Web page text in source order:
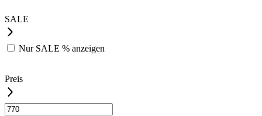
SALE
Nur SALE % anzeigen
Preis